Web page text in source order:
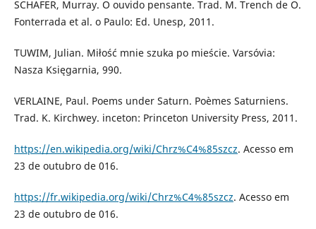
SCHAFER, Murray. O ouvido pensante. Trad. M. Trench de O.
Fonterrada et al. o Paulo: Ed. Unesp, 2011.
TUWIM, Julian. Miłość mnie szuka po mieście. Varsóvia:
Nasza Księgarnia, 990.
VERLAINE, Paul. Poems under Saturn. Poèmes Saturniens.
Trad. K. Kirchwey. inceton: Princeton University Press, 2011.
https://en.wikipedia.org/wiki/Chrz%C4%85szcz. Acesso em
23 de outubro de 016.
https://fr.wikipedia.org/wiki/Chrz%C4%85szcz. Acesso em
23 de outubro de 016.